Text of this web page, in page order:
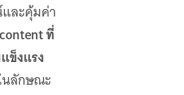
ละคุ้มค่า
ที่
ข็งแรง
นลักษณะ